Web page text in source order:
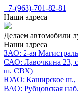
+7-(968)-701-82-81
Наши адреса
Делаем автомобили
Наши адреса
ЗАО: 2-ая
САО: Лавочкина 23,
ш. СВХ)
ЮАО: Каширское ш.,
ВАО: Рубцовская